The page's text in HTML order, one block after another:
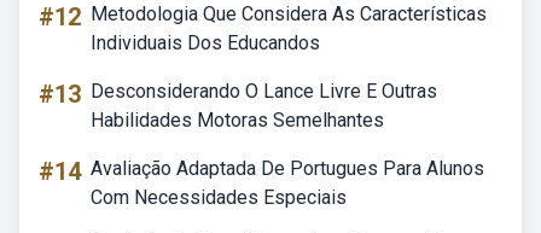
#12 Metodologia Que Considera As Características
Individuais Dos Educandos
#13 Desconsiderando O Lance Livre E Outras
Habilidades Motoras Semelhantes
#14 Avaliação Adaptada De Portugues Para Alunos
Com Necessidades Especiais